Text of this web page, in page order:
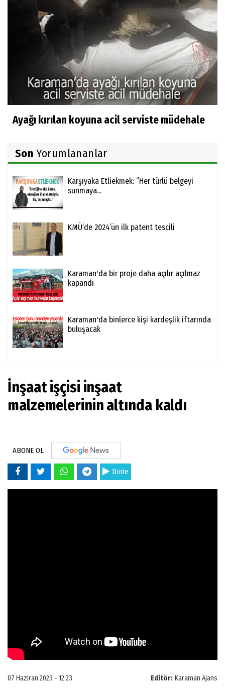
Ayağı kırılan koyuna acil serviste müdehale
Son Yorumlananlar
Karşıyaka Etliekmek: ‘’Her türlü belgeyi
sunmaya...
KMÜ’de 2024’ün ilk patent tescili
Karaman'da bir proje daha açılır açılmaz
kapandı
Karaman'da binlerce kişi kardeşlik iftarında
buluşacak
İnşaat işçisi inşaat
malzemelerinin altında kaldı
ABONE OL
Dinle
Editör: Karaman Ajans
07 Haziran 2023 - 12:23